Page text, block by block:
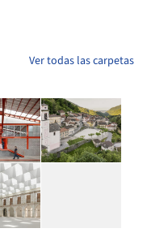
Ver todas las carpetas